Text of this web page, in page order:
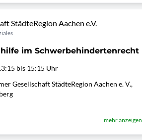
StädteRegion Aachen e.V.
im Schwerbehindertenrecht
bis 15:15 Uhr
Gesellschaft StädteRegion Aachen e. V.,
mehr anzeigen